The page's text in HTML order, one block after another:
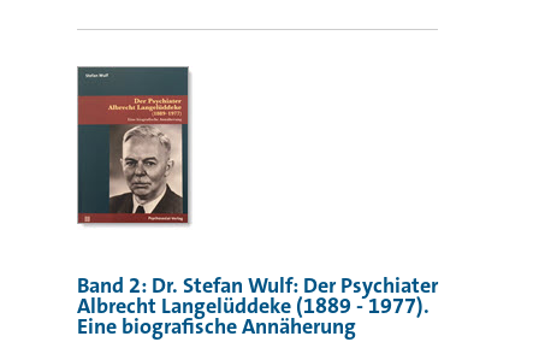
Band 2: Dr. Stefan Wulf: Der Psychiater
Albrecht Langelüddeke (1889 - 1977).
Eine biografische Annäherung